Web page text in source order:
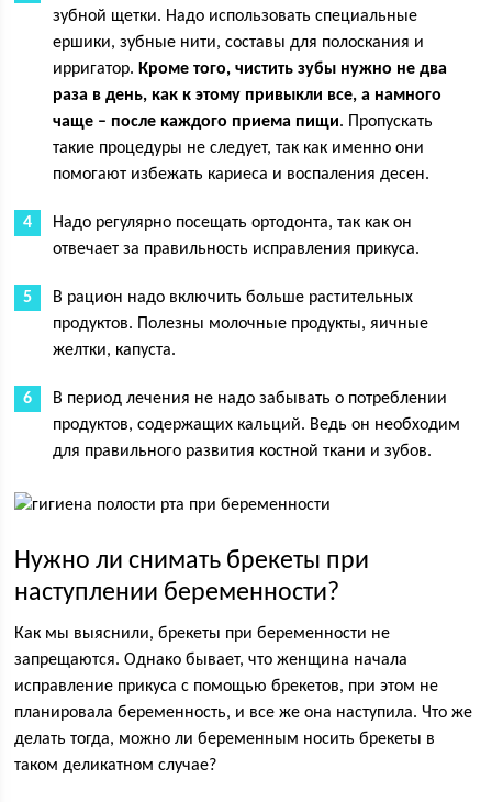
зубной щетки. Надо использовать специальные
ершики, зубные нити, составы для полоскания и
ирригатор. Кроме того, чистить зубы нужно не два
раза в день, как к этому привыкли все, а намного
чаще – после каждого приема пищи. Пропускать
такие процедуры не следует, так как именно они
помогают избежать кариеса и воспаления десен.
Надо регулярно посещать ортодонта, так как он
отвечает за правильность исправления прикуса.
В рацион надо включить больше растительных
продуктов. Полезны молочные продукты, яичные
желтки, капуста.
В период лечения не надо забывать о потреблении
продуктов, содержащих кальций. Ведь он необходим
для правильного развития костной ткани и зубов.
Нужно ли снимать брекеты при
наступлении беременности?
Как мы выяснили, брекеты при беременности не
запрещаются. Однако бывает, что женщина начала
исправление прикуса с помощью брекетов, при этом не
планировала беременность, и все же она наступила. Что же
делать тогда, можно ли беременным носить брекеты в
таком деликатном случае?